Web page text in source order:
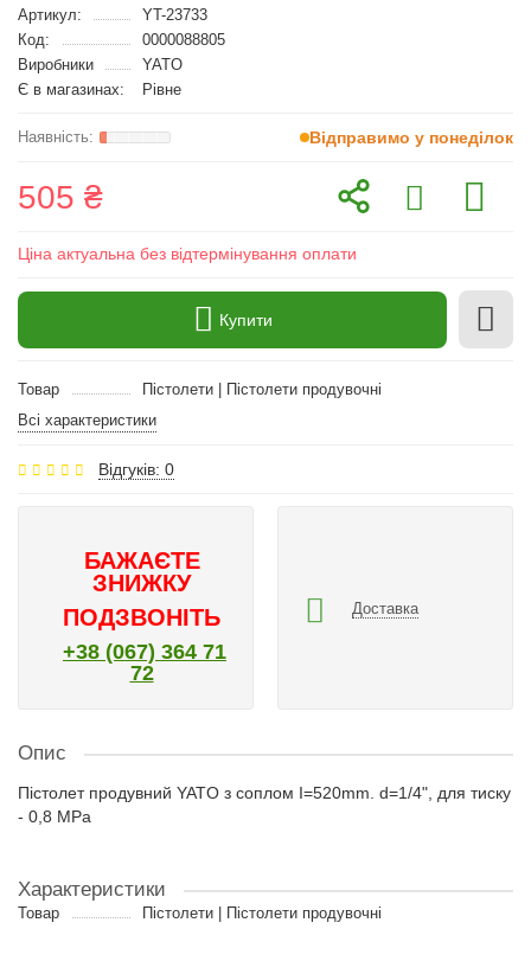
Артикул:
YT-23733
Код:
0000088805
Виробники
YATO
Є в магазинах:
Рівне
Відправимо у понеділок
505 ₴
Ціна актуальна без відтермінування оплати
Купити
Товар
Пістолети | Пістолети продувочні
Всі характеристики
Відгуків: 0
БАЖАЄТЕ
ЗНИЖКУ
ПОДЗВОНІТЬ
+38 (067) 364 71
72
Доставка
Опис
Пістолет продувний YATO з соплом I=520mm. d=1/4", для тиску
- 0,8 MPa
Характеристики
Товар Пістолети | Пістолети продувочні